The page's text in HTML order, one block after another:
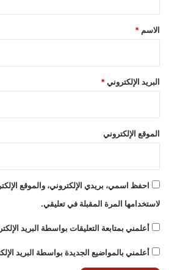
*
الاسم *
البريد الإلكتروني*
الموقع الإلكتروني
احفظ اسمي، بريدي الإلكتروني، والموقع
لاستخدامها المرة المقبلة في تعليقي.
أعلمني بمتابعة التعليقات بواسطة البريد
أعلمني بالمواضيع الجديدة بواسطة البريد